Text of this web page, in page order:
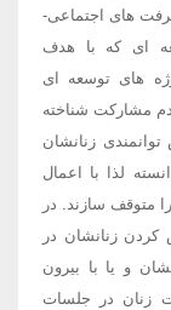
های اجتماعی-
ای که با هدف
های توسعه ای
مشارکت شناخته
زنانشان
لذا با اعمال
متوقف سازند. در
کردن زنانشان در
و یا با بیرون
زنان در جلسات